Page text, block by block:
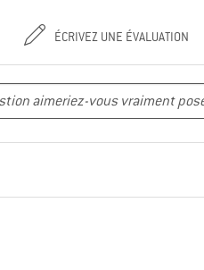
ÉCRIVEZ UNE ÉVALUATION